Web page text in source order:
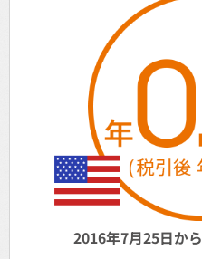
2016年7月25日から